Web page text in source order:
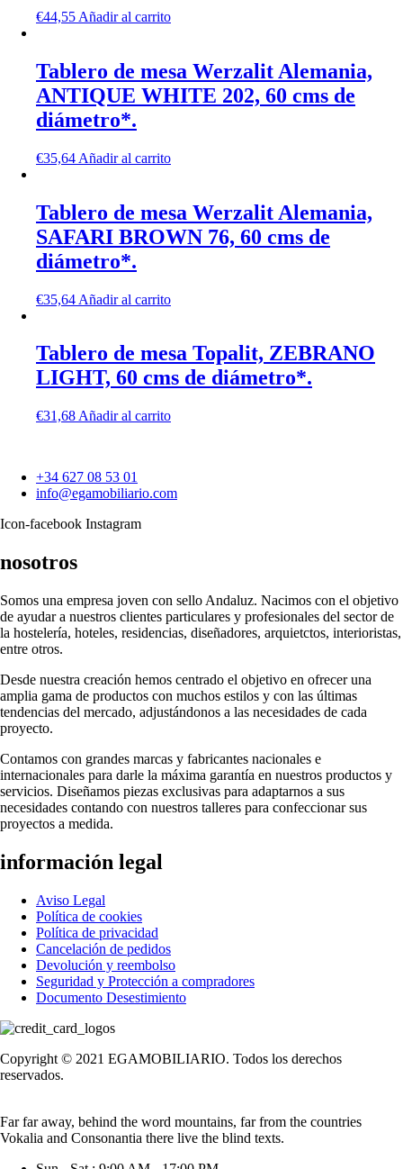
€44,55 Añadir al carrito
Tablero de mesa Werzalit Alemania,
ANTIQUE WHITE 202, 60 cms de
diámetro*.
€35,64 Añadir al carrito
Tablero de mesa Werzalit Alemania,
SAFARI BROWN 76, 60 cms de
diámetro*.
€35,64 Añadir al carrito
Tablero de mesa Topalit, ZEBRANO
LIGHT, 60 cms de diámetro*.
€31,68 Añadir al carrito
+34 627 08 53 01
info@egamobiliario.com
Icon-facebook Instagram
nosotros
Somos una empresa joven con sello Andaluz. Nacimos con el objetivo
de ayudar a nuestros clientes particulares y profesionales del sector de
la hostelería, hoteles, residencias, diseñadores, arquietctos, interioristas,
entre otros.
Desde nuestra creación hemos centrado el objetivo en ofrecer una
amplia gama de productos con muchos estilos y con las últimas
tendencias del mercado, adjustándonos a las necesidades de cada
proyecto.
Contamos con grandes marcas y fabricantes nacionales e
internacionales para darle la máxima garantía en nuestros productos y
servicios. Diseñamos piezas exclusivas para adaptarnos a sus
necesidades contando con nuestros talleres para confeccionar sus
proyectos a medida.
información legal
Aviso Legal
Política de cookies
Política de privacidad
Cancelación de pedidos
Devolución y reembolso
Seguridad y Protección a compradores
Documento Desestimiento
Copyright © 2021 EGAMOBILIARIO. Todos los derechos
reservados.
Far far away, behind the word mountains, far from the countries
Vokalia and Consonantia there live the blind texts.